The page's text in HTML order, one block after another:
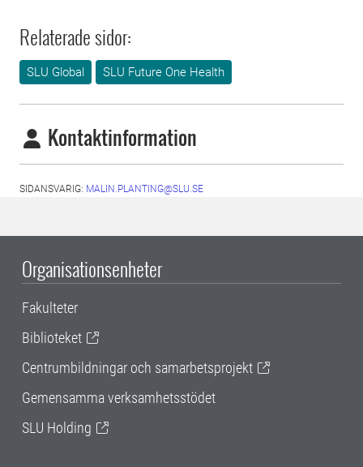
Relaterade sidor:
SLU Global SLU Future One Health
Kontaktinformation
SIDANSVARIG: MALIN.PLANTING@SLU.SE
Organisationsenheter
Fakulteter
Biblioteket
Centrumbildningar och samarbetsprojekt
Gemensamma verksamhetsstödet
SLU Holding